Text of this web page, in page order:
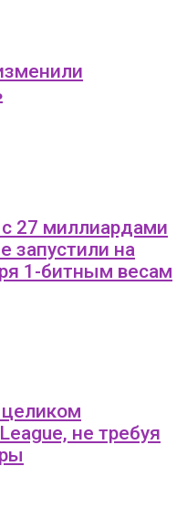
27 миллиардами
запустили на
1-битным весам
не требуя